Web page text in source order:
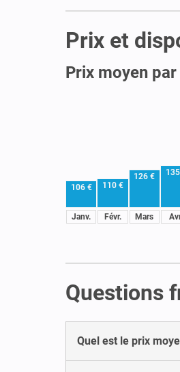
Prix et
Prix moyen
106 €
Janv.
110 €
Févr.
126 €
Mars
Questions
Quel est le prix